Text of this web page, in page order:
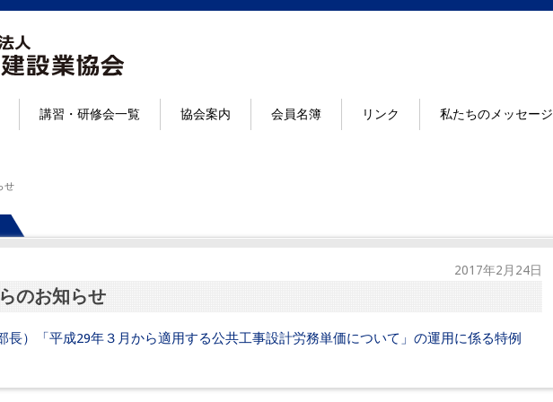
講習・研修会一覧 協会案内 会員名簿 リンク 私たちのメッセージ
せ
2017年2月24日
のお知らせ
長）「平成29年３月から適用する公共工事設計労務単価について」の運用に係る特例